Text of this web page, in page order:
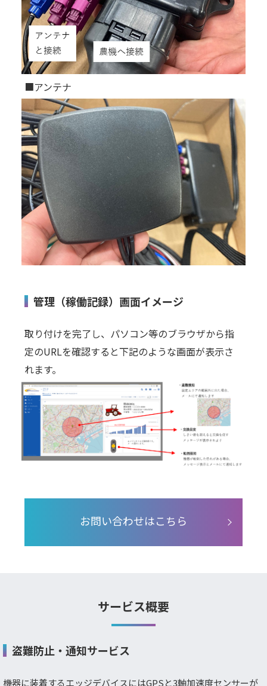
■アンテナ
管理（稼働記録）画面イメージ
取り付けを完了し、パソコン等のブラウザから指
定のURLを確認すると下記のような画面が表示さ
れます。
お問い合わせはこちら
サービス概要
盗難防止・通知サービス
機器に装着するエッジデバイスにはGPSと3軸加速度センサーが